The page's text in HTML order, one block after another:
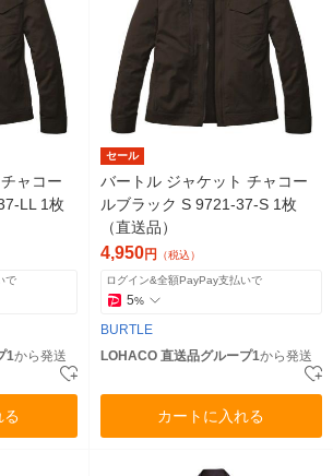
ャコー
LL 1枚
で
1から発送
る
セール
バートル ジャケット チャコー
ルブラック S 9721-37-S 1枚
（直送品）
4,950円 （税込）
ログイン&全額PayPay支払いで
5%
BURTLE
LOHACO 直送品グループ1から発送
カートに入れる